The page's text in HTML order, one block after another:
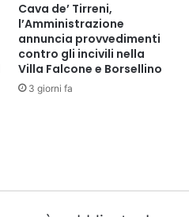
Cava de’ Tirreni,
l’Amministrazione
annuncia provvedimenti
contro gli incivili nella
Villa Falcone e Borsellino
3 giorni fa